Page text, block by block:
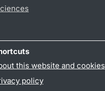
this website and cookies
policy